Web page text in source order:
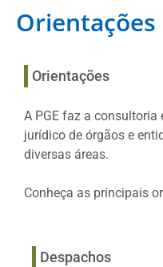
Orientações
Orientações
A PGE faz a consultoria
jurídico de órgãos e
diversas áreas.
Conheça as principais
Despachos